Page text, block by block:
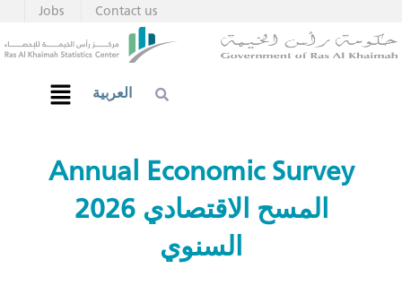
Contact us
Jobs
العربية
Annual Economic Survey
2026 المسح الاقتصادي
السنوي